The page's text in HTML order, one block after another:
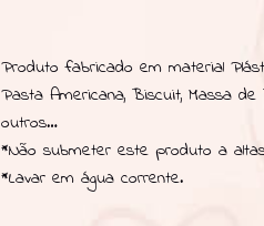
Produto fabricado em material
Pasta Americana, Biscuit, Massa
outros…
*Não submeter este produto a
*Lavar em água corrente.